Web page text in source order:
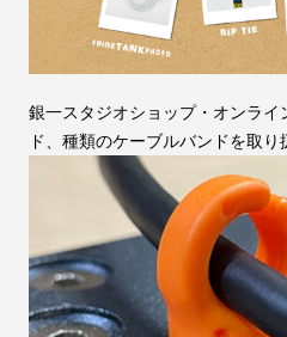
銀一スタジオショップ・オンラ
ド、種類のケーブルバンドを取り